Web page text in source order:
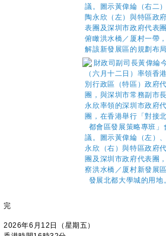
完
2026年6月12日（星期五）